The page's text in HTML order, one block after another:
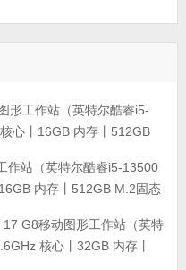
形工作站（英特尔酷睿i5-
心丨16GB 内存丨512GB
作站（英特尔酷睿i5-13500
内存丨512GB M.2固态
G8移动图形工作站（英特
核心丨32GB 内存丨